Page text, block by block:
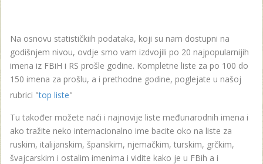
Na osnovu statističkiih podataka, koji su nam dostupni na
godišnjem nivou, ovdje smo vam izdvojili po 20 najpopularnijih
imena iz FBiH i RS prošle godine. Kompletne liste za po 100 do
150 imena za prošlu, a i prethodne godine, poglejate u našoj
rubrici "top liste"
Tu također možete naći i najnovije liste međunarodnih imena i
ako tražite neko internacionalno ime bacite oko na liste za
ruskim, italijanskim, španskim, njemačkim, turskim, grčkim,
švajcarskim i ostalim imenima i vidite kako je u FBih a i